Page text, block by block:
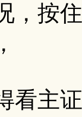
，按
看主